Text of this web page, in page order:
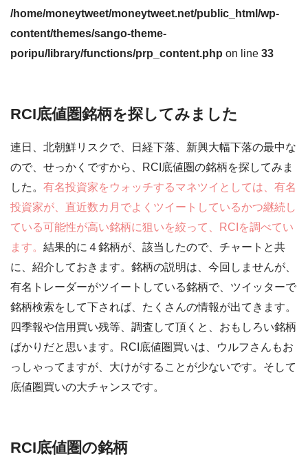
/home/moneytweet/moneytweet.net/public_html/wp-
content/themes/sango-theme-
poripu/library/functions/prp_content.php on line 33
RCI底値圏銘柄を探してみました
連日、北朝鮮リスクで、日経下落、新興大幅下落の最中な
ので、せっかくですから、RCI底値圏の銘柄を探してみま
した。 有名投資家をウォッチするマネツイとしては、有名
投資家が、直近数カ月でよくツイートしているかつ継続し
ている可能性が高い銘柄に狙いを絞って、RCIを調べてい
ます。 結果的に４銘柄が、該当したので、チャートと共
に、紹介しておきます。銘柄の説明は、今回しませんが、
有名トレーダーがツイートしている銘柄で、ツイッターで
銘柄検索をして下されば、たくさんの情報が出てきます。
四季報や信用買い残等、調査して頂くと、おもしろい銘柄
ばかりだと思います。RCI底値圏買いは、ウルフさんもお
っしゃってますが、大けがすることが少ないです。そして
底値圏買いの大チャンスです。
RCI底値圏の銘柄